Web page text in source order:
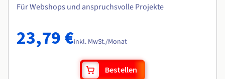
Für Webshops und anspruchsvolle Projekte
23,79 €inkl. MwSt./Monat
Bestellen